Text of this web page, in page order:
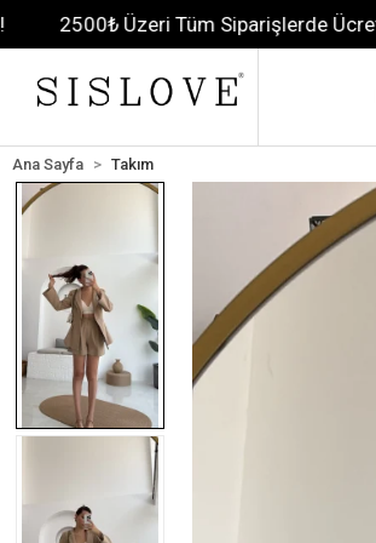
Üzeri Tüm Siparişlerde Ücretsiz Kargo!
Ana Sayfa Takım